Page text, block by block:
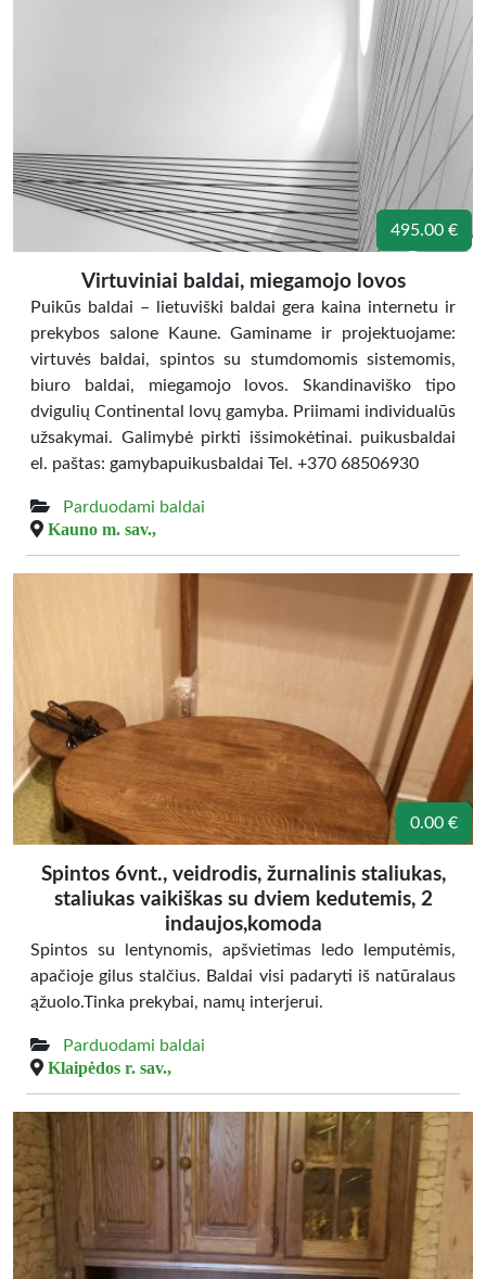
495.00 €
Virtuviniai baldai, miegamojo lovos
Puikūs baldai – lietuviški baldai gera kaina internetu ir
prekybos salone Kaune. Gaminame ir projektuojame:
virtuvės baldai, spintos su stumdomomis sistemomis,
biuro baldai, miegamojo lovos. Skandinaviško tipo
dvigulių Continental lovų gamyba. Priimami individualūs
užsakymai. Galimybė pirkti išsimokėtinai. puikusbaldai
el. paštas: gamybapuikusbaldai Tel. +370 68506930
Parduodami baldai
Kauno m. sav.,
0.00 €
Spintos 6vnt., veidrodis, žurnalinis staliukas,
staliukas vaikiškas su dviem kedutemis, 2
indaujos,komoda
Spintos su lentynomis, apšvietimas ledo lemputėmis,
apačioje gilus stalčius. Baldai visi padaryti iš natūralaus
ąžuolo.Tinka prekybai, namų interjerui.
Parduodami baldai
Klaipėdos r. sav.,